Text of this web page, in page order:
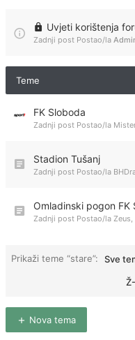
Uvjeti korištenja
Zadnji post Postao/la
Teme
FK Sloboda
Zadnji post Postao/la
Stadion Tušanj
Zadnji post Postao/la
Omladinski pogon FK
Zadnji post Postao/la Zeus,
Prikaži teme “stare”: Sve
Nova tema